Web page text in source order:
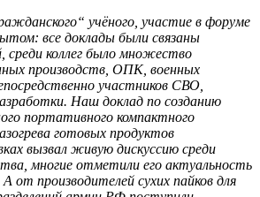
учёного, участие в форуме
все доклады были связаны
среди коллег было множество
производств, ОПК, военных
участников СВО,
Наш доклад по созданию
портативного компактного
готовых продуктов
вызвал живую дискуссию среди
многие отметили его актуальность
от производителей сухих пайков для